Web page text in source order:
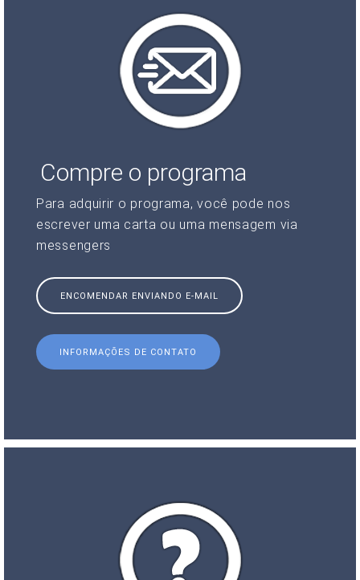
Compre o programa
Para adquirir o programa, você pode nos
escrever uma carta ou uma mensagem via
messengers
ENCOMENDAR ENVIANDO E-MAIL
INFORMAÇÕES DE CONTATO